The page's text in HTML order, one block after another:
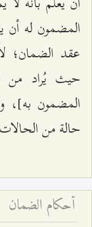
المضمون له
عقد الضمان؛
حيث يُراد من
المضمون به]،
حالة من
أحكام الضمان